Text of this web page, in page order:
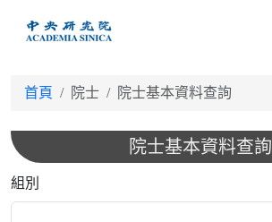
首頁 院士 院士基本資料查詢
院士基本資料查詢
組別